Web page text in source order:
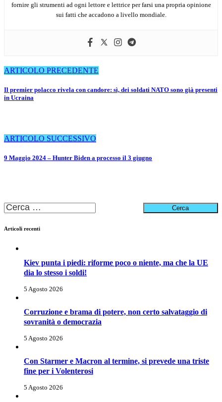
fornire gli strumenti ad ogni lettore e lettrice per farsi una propria opinione
sui fatti che accadono a livello mondiale.
Navigazione
articoli
ARTICOLO PRECEDENTE
Il premier polacco rivela con candore: sì, dei soldati NATO sono già presenti
in Ucraina
ARTICOLO SUCCESSIVO
9 Maggio 2024 – Hunter Biden a processo il 3 giugno
Ricerca
per:
Articoli recenti
Kiev punta i piedi: riforme poco o niente, ma che la UE
dia lo stesso i soldi!
5 Agosto 2026
Corruzione e brama di potere, non certo salvataggio di
sovranità o democrazia
5 Agosto 2026
Con Starmer e Macron al termine, si prevede una triste
fine per i Volenterosi
5 Agosto 2026